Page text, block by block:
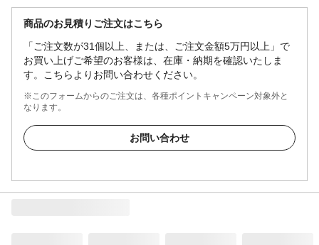
商品のお見積りご注文はこちら
「ご注文数が31個以上、または、ご注文金額5万円以上」で
お買い上げご希望のお客様は、在庫・納期を確認いたしま
す。こちらよりお問い合わせください。
※このフォームからのご注文は、各種ポイントキャンペーン対象外と
なります。
お問い合わせ